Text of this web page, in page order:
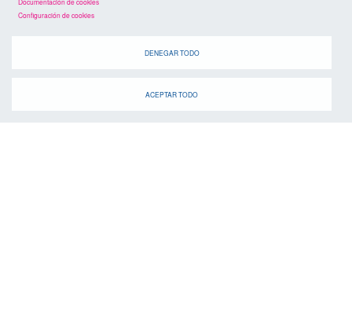
agenda
Configuración de cookies
DENEGAR TODO
ACEPTAR TODO